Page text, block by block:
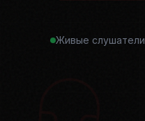
Живые слушатели